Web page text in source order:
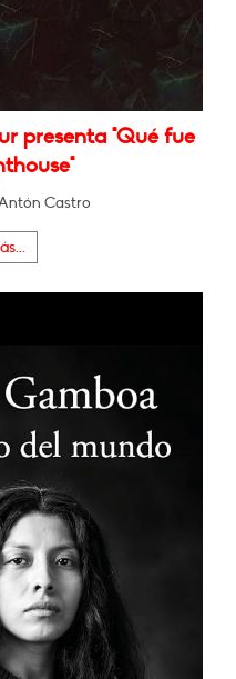
presenta "Qué fue
Castro